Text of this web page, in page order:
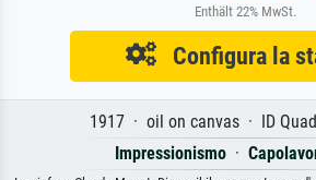
Enthält 22% MwSt.
Configura la
1917 · oil on canvas · ID
Impressionismo·